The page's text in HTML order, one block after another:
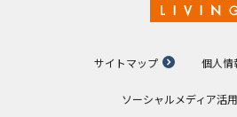
サイトマップ 個人情
ソーシャルメディア活